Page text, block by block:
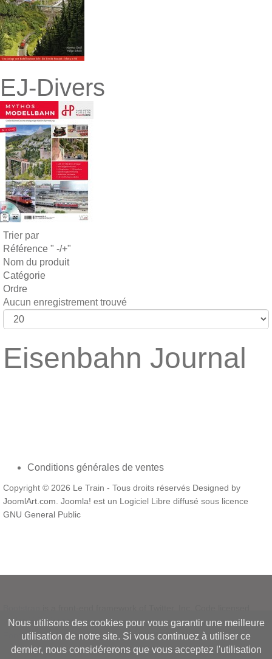
EJ-Divers
Trier par
Référence " -/+"
Nom du produit
Catégorie
Ordre
Aucun enregistrement trouvé
Eisenbahn Journal
Conditions générales de ventes
Copyright © 2026 Le Train - Tous droits réservés Designed by
JoomlArt.com. Joomla! est un Logiciel Libre diffusé sous licence
GNU General Public
underMIT License.
Font Awesomefont licensed underSIL OFL 1.1.
Nous utilisons des cookies pour vous garantir une meilleure
utilisation de notre site. Si vous continuez à utiliser ce
dernier, nous considérerons que vous acceptez l'utilisation